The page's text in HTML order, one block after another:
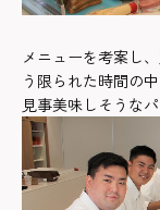
メニューを考案し
う限られた時間の中
見事美味しそうな